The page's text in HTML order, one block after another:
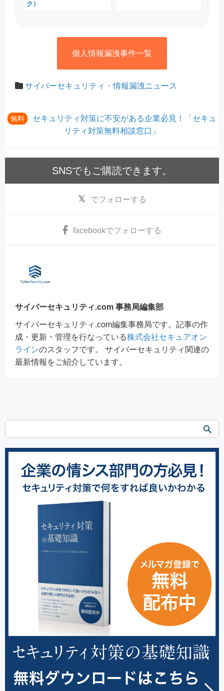
ク）
個人情報漏洩事件一覧
サイバーセキュリティ・情報漏洩ニュース
無料
セキュリティ対策に不安がある企業必見！「セキュ
リティ対策無料相談窓口」
SNSでもご購読できます。
でフォローする
facebookでフォローする
サイバーセキュリティ.com 事務局編集部
サイバーセキュリティ.com編集事務局です。記事の作
成・更新・管理を行なっている株式会社セキュアオン
ラインのスタッフです。 サイバーセキュリティ関連の
最新情報をご紹介しています。